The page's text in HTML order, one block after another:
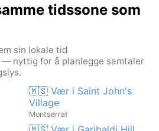
tidssone som
sin lokale tid
nyttig for å planlegge samtaler
🇲🇸 Vær i Saint John's
Village
Montserrat